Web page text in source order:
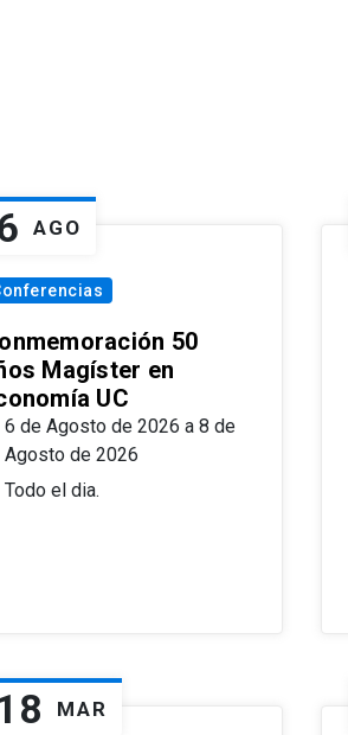
AGO
50
Magíster en
UC
6 de Agosto de 2026 a 8 de
Agosto de 2026
Todo el dia.
MAR